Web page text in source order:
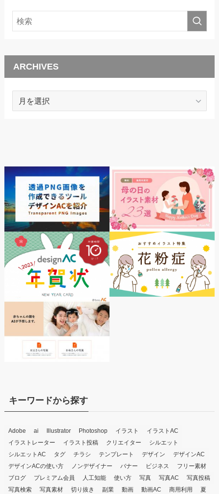
ARCHIVES
ARCHIVES
キーワードから探す
Adobe ai Illustrator Photoshop イラスト
イラストAC
イラストレーター
イラスト投稿 クリエイター
シルエット
シルエットAC
タグ チラシ テンプレート デザイン
デザインAC
デザインACの使い方
ノンデザイナー バナー ビジネス
フリー素材
ブログ
プレミアム会員 人工知能 使い方 写真 写真AC
写真投稿
写真検索
写真素材 切り抜き 副業 動画 動画AC 商用利用
夏